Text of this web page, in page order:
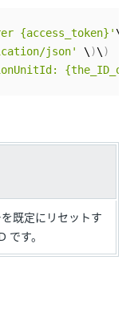
{access_token}'\
json' \ )\ )
既定にリセットす
です。